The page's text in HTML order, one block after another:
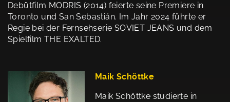
Debütfilm MODRIS (2014) feierte seine Premiere in
Toronto und San Sebastián. Im Jahr 2024 führte er
Regie bei der Fernsehserie SOVIET JEANS und dem
Spielfilm THE EXALTED.
Maik Schöttke
Maik Schöttke studierte in